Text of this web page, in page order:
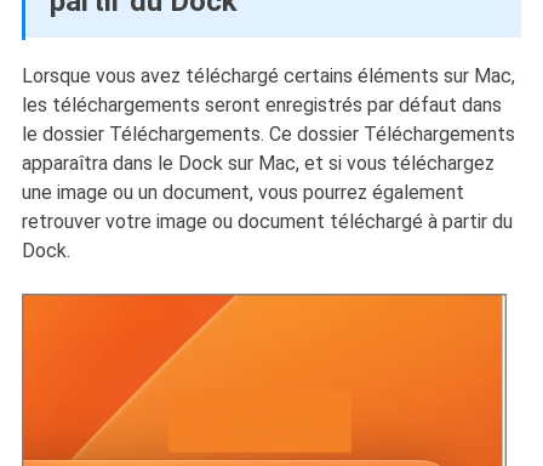
Lorsque vous avez téléchargé certains éléments sur Mac,
les téléchargements seront enregistrés par défaut dans
le dossier Téléchargements. Ce dossier Téléchargements
apparaîtra dans le Dock sur Mac, et si vous téléchargez
une image ou un document, vous pourrez également
retrouver votre image ou document téléchargé à partir du
Dock.